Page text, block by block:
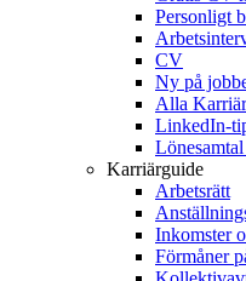
Personligt
CV
Ny på
Alla
LinkedIn-
Karriärguide
Arbetsrätt
Inkomster
Förmåner